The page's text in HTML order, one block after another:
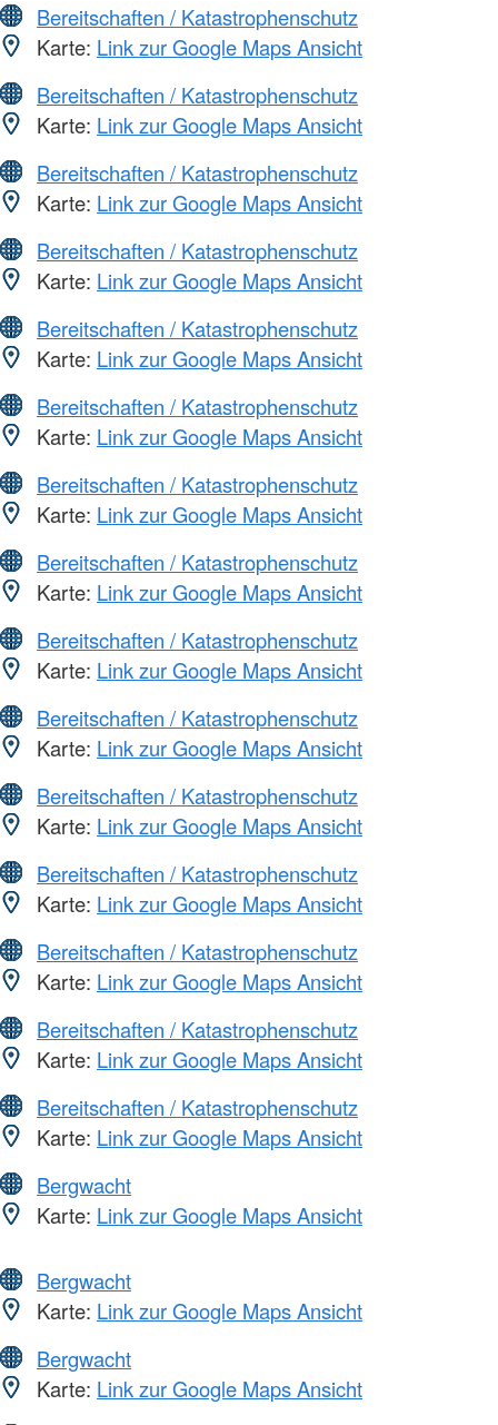
Bereitschaften / Katastrophenschutz
Karte: Link zur Google Maps Ansicht
Bereitschaften / Katastrophenschutz
Karte: Link zur Google Maps Ansicht
Bereitschaften / Katastrophenschutz
Karte: Link zur Google Maps Ansicht
Bereitschaften / Katastrophenschutz
Karte: Link zur Google Maps Ansicht
Bereitschaften / Katastrophenschutz
Karte: Link zur Google Maps Ansicht
Bereitschaften / Katastrophenschutz
Karte: Link zur Google Maps Ansicht
Bereitschaften / Katastrophenschutz
Karte: Link zur Google Maps Ansicht
Bereitschaften / Katastrophenschutz
Karte: Link zur Google Maps Ansicht
Bereitschaften / Katastrophenschutz
Karte: Link zur Google Maps Ansicht
Bereitschaften / Katastrophenschutz
Karte: Link zur Google Maps Ansicht
Bereitschaften / Katastrophenschutz
Karte: Link zur Google Maps Ansicht
Bereitschaften / Katastrophenschutz
Karte: Link zur Google Maps Ansicht
Bereitschaften / Katastrophenschutz
Karte: Link zur Google Maps Ansicht
Bereitschaften / Katastrophenschutz
Karte: Link zur Google Maps Ansicht
Bereitschaften / Katastrophenschutz
Karte: Link zur Google Maps Ansicht
Bergwacht
Karte: Link zur Google Maps Ansicht
Bergwacht
Karte: Link zur Google Maps Ansicht
Bergwacht
Karte: Link zur Google Maps Ansicht